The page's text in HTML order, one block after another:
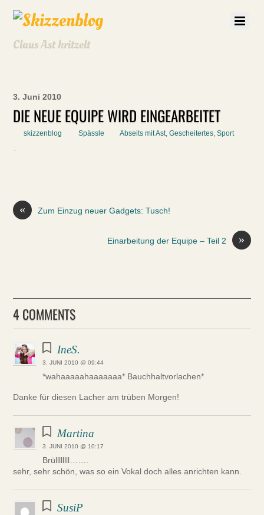
Claus Ast kritzelt
3. Juni 2010
DIE NEUE EQUIPE WIRD EINGEARBEITET
skizzenblog Spässle Abseits mit Ast,Gescheitertes,Sport
« Zum Einzug neuer Gadgets: Tusch!
»
Einarbeitung der Equipe – Teil 2
4 COMMENTS
IneS.
3. JUNI 2010 @ 09:44
*wahaaaaahaaaaaaa* Bauchhaltvorlachen*
Danke für diesen Lacher am trüben Morgen!
Martina
3. JUNI 2010 @ 10:17
Brüllllllll…….
sehr, sehr schön, was so ein Vokal doch alles anrichten kann.
SusiP